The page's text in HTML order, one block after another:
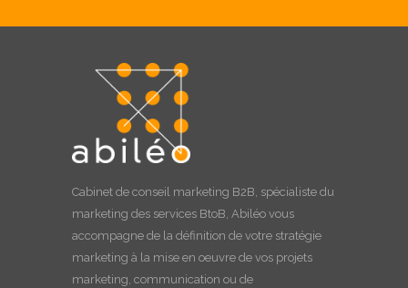
Cabinet de conseil marketing B2B, spécialiste du
marketing des services BtoB, Abiléo vous
accompagne de la définition de votre stratégie
marketing à la mise en oeuvre de vos projets
marketing, communication ou de